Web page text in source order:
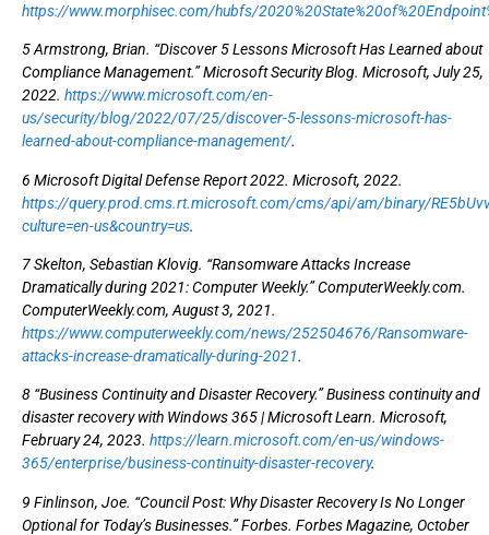
https://www.morphisec.com/hubfs/
5 Armstrong, Brian. “Discover 5 Lessons Microsoft Has Learned about
Compliance Management.” Microsoft Security Blog. Microsoft, July 25,
2022. https://www.microsoft.com/en-
us/security/blog/2022/07/25/discover-5-lessons-microsoft-has-
learned-about-compliance-management/.
6 Microsoft Digital Defense Report 2022. Microsoft, 2022.
https://query.prod.cms.rt.microsoft.com/cms/api/am/binary/
culture=en-us&country=us.
7 Skelton, Sebastian Klovig. “Ransomware Attacks Increase
Dramatically during 2021: Computer Weekly.” ComputerWeekly.com.
ComputerWeekly.com, August 3, 2021.
https://www.computerweekly.com/news/252504676/Ransomware-
attacks-increase-dramatically-during-2021.
8 “Business Continuity and Disaster Recovery.” Business continuity and
disaster recovery with Windows 365 | Microsoft Learn. Microsoft,
February 24, 2023. https://learn.microsoft.com/en-us/windows-
365/enterprise/business-continuity-disaster-recovery.
9 Finlinson, Joe. “Council Post: Why Disaster Recovery Is No Longer
Optional for Today’s Businesses.” Forbes. Forbes Magazine, October